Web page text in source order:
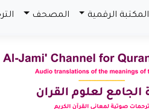
المكتبة الرقمية المصحف